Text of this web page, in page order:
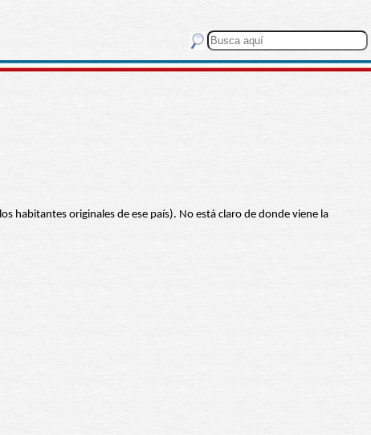
habitantes originales de ese país). No está claro de donde viene la